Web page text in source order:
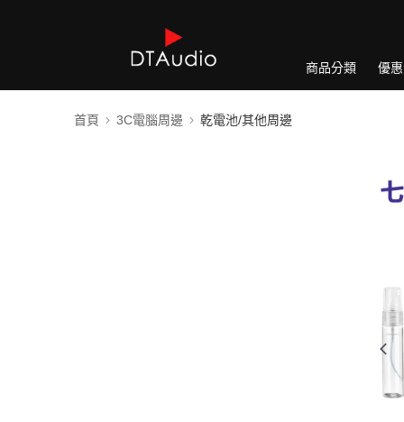
商品分類 優
首頁 3C電腦周邊 乾電池/其他周邊